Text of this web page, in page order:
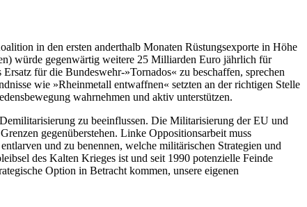
in den ersten anderthalb Monaten Rüstungsexporte in Höhe
würde gegenwärtig weitere 25 Milliarden Euro jährlich für
für die Bundeswehr-»Tornados« zu beschaffen, sprechen
wie »Rheinmetall entwaffnen« setzten an der richtigen Stelle
wahrnehmen und aktiv unterstützen.
zu beeinflussen. Die Militarisierung der EU und
gegenüberstehen. Linke Oppositionsarbeit muss
und zu benennen, welche militärischen Strategien und
des Kalten Krieges ist und seit 1990 potenzielle Feinde
Option in Betracht kommen, unsere eigenen